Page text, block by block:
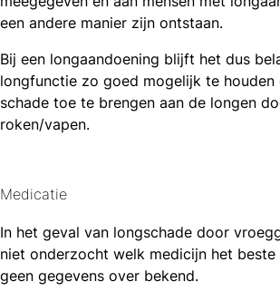
een andere manier zijn ontstaan.
Bij een longaandoening blijft het dus
longfunctie zo goed mogelijk te houden
schade toe te brengen aan de longen
roken/vapen.
Medicatie
In het geval van longschade door
niet onderzocht welk medicijn het
geen gegevens over bekend.